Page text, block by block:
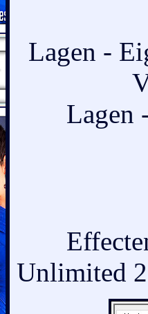
Lagen -
Lagen
Unlimited